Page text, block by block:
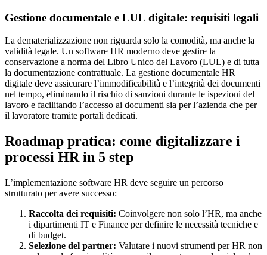
Gestione documentale e LUL digitale: requisiti legali
La dematerializzazione non riguarda solo la comodità, ma anche la
validità legale. Un software HR moderno deve gestire la
conservazione a norma del Libro Unico del Lavoro (LUL) e di tutta
la documentazione contrattuale. La gestione documentale HR
digitale deve assicurare l’immodificabilità e l’integrità dei documenti
nel tempo, eliminando il rischio di sanzioni durante le ispezioni del
lavoro e facilitando l’accesso ai documenti sia per l’azienda che per
il lavoratore tramite portali dedicati.
Roadmap pratica: come digitalizzare i
processi HR in 5 step
L’implementazione software HR deve seguire un percorso
strutturato per avere successo:
Raccolta dei requisiti: Coinvolgere non solo l’HR, ma anche
i dipartimenti IT e Finance per definire le necessità tecniche e
di budget.
Selezione del partner: Valutare i nuovi strumenti per HR non